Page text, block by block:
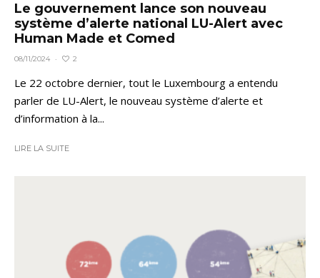
Le gouvernement lance son nouveau
système d’alerte national LU-Alert avec
Human Made et Comed
08/11/2024 · 2
Le 22 octobre dernier, tout le Luxembourg a entendu
parler de LU-Alert, le nouveau système d’alerte et
d’information à la...
LIRE LA SUITE